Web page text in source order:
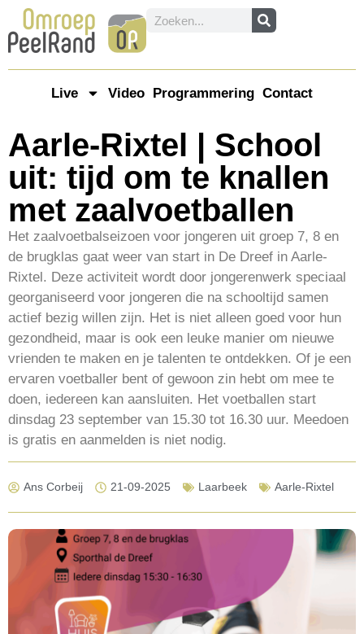
Live Video Programmering Contact
Aarle-Rixtel | School
uit: tijd om te knallen
met zaalvoetballen
Het zaalvoetbalseizoen voor jongeren uit groep 7, 8 en
de brugklas gaat weer van start in De Dreef in Aarle-
Rixtel. Deze activiteit wordt door jongerenwerk speciaal
georganiseerd voor jongeren die na schooltijd samen
actief bezig willen zijn. Het is niet alleen goed voor hun
gezondheid, maar is ook een leuke manier om nieuwe
vrienden te maken en je talenten te ontdekken. Of je een
ervaren voetballer bent of gewoon zin hebt om mee te
doen, iedereen kan aansluiten. Het voetballen start
dinsdag 23 september van 15.30 tot 16.30 uur. Meedoen
is gratis en aanmelden is niet nodig.
Ans Corbeij 21-09-2025 Laarbeek Aarle-Rixtel